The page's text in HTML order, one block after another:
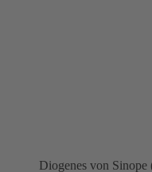
Diogenes von